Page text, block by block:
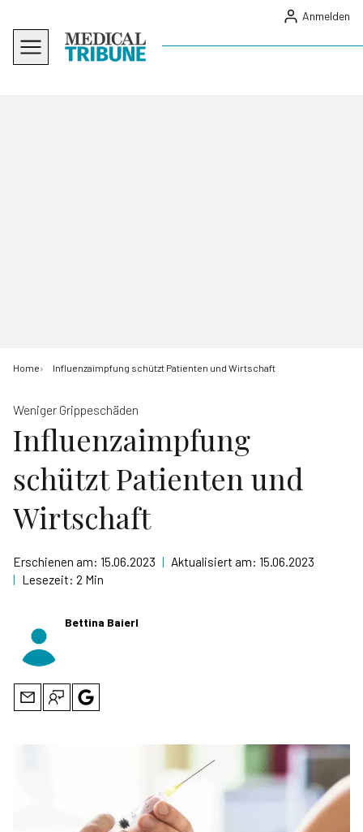
Anmelden
Home Influenzaimpfung schützt Patienten und Wirtschaft
Weniger Grippeschäden
Influenzaimpfung
schützt Patienten und
Wirtschaft
Erschienen am: 15.06.2023 | Aktualisiert am: 15.06.2023
| Lesezeit: 2 Min
Bettina Baierl